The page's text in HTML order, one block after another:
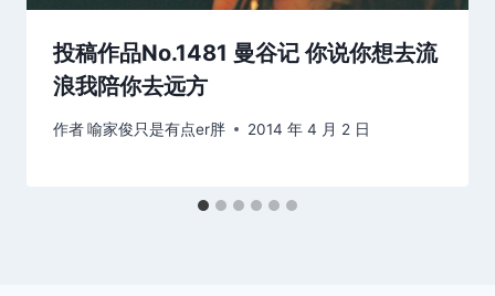
投稿作品No.1481 曼谷记 你说你想去流
浪我陪你去远方
作者喻家俊只是有点er胖 2014 年 4 月 2 日